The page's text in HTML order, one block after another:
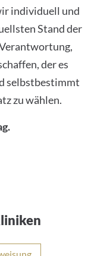
individuell und
Stand der
der es
selbstbestimmt
zu wählen.